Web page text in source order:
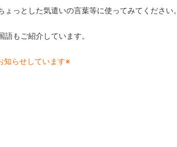
っとした気遣いの言葉等に使ってみてください。
語もご紹介しています。
知らせしています※